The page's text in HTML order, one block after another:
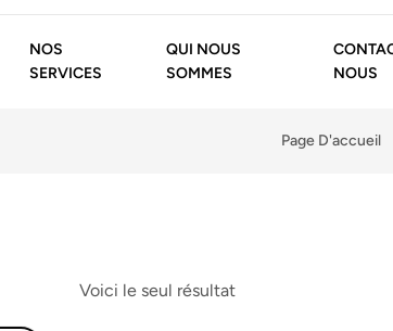
NOS
SERVICES
QUI NOUS
SOMMES
NOUS
Page D'accueil
Voici le seul résultat